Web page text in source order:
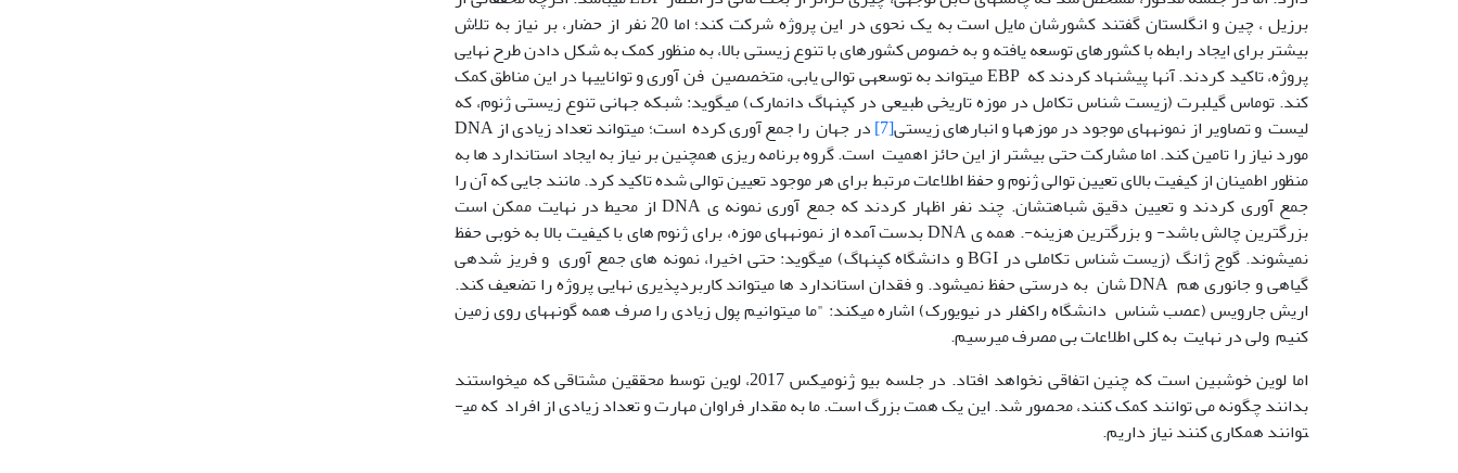
برزیل ، چین و انگلستان گفتند کشورشان مایل است به یک نحوی در این پروژه شرکت کند؛ اما 20 نفر از حضار، بر نیاز به تلاش
بیشتر برای ایجاد رابطه با کشور­های توسعه یافته و به خصوص کشور­های با تنوع زیستی بالا، به منظور کمک به شکل دادن طرح نهایی
پروژه، تاکید کردند. آنها پیشنهاد کردند که EBP می­تواند به توسعه­ی توالی یابی، متخصصین فن آوری و توانایی­ها در این مناطق کمک
کند. توماس گیلبرت (زیست شناس تکامل در موزه تاریخی طبیعی در کپنهاگ دانمارک) می­گوید: شبکه جهانی تنوع زیستی ژنوم، که
لیست و تصاویر از نمونه­های موجود در موزه­ها و انبار­های زیستی[7]
در جهان را جمع آوری کرده است؛ می­تواند تعداد زیادی از DNA
مورد نیاز را تامین کند. اما مشارکت حتی بیشتر از این حائز اهمیت است. گروه برنامه ریزی همچنین بر نیاز به ایجاد استاندارد ها به
منظور اطمینان از کیفیت بالای تعیین توالی ژنوم و حفظ اطلاعات مرتبط برای هر موجود تعیین توالی شده تاکید کرد. مانند جایی که آن را
جمع آوری کردند و تعیین دقیق شباهتشان. چند نفر اظهار کردند که جمع آوری نمونه ی DNA از محیط در نهایت ممکن است
بزرگترین چالش باشد- و بزرگترین هزینه-. همه ی DNA بدست آمده از نمونه­های موزه، برای ژنوم های با کیفیت بالا به خوبی حفظ
نمی­شوند. گوج ژانگ (زیست شناس تکاملی در BGI و دانشگاه کپنهاگ) می­گوید: حتی اخیرا، نمونه های جمع آوری و فریز شده­ی
گیاهی و جانوری هم DNA شان به درستی حفظ نمی­شود. و فقدان استاندارد ها می­تواند کاربردپذیری نهایی پروژه را تضعیف کند.
اریش جارویس (عصب شناس دانشگاه راکفلر در نیویورک) اشاره می­کند: "ما می­توانیم پول زیادی را صرف همه گونه­های روی زمین
کنیم ولی در نهایت به کلی اطلاعات بی مصرف می­رسیم.
اما لوین خوشبین است که چنین اتفاقی نخواهد افتاد. در جلسه بیو ژنومیکس 2017، لوین توسط محققین مشتاقی که می­خواستند
بدانند چگونه می توانند کمک کنند، محصور شد. این یک همت بزرگ است. ما به مقدار فراوان مهارت و تعداد زیادی از افراد که می­
توانند همکاری کنند نیاز داریم.